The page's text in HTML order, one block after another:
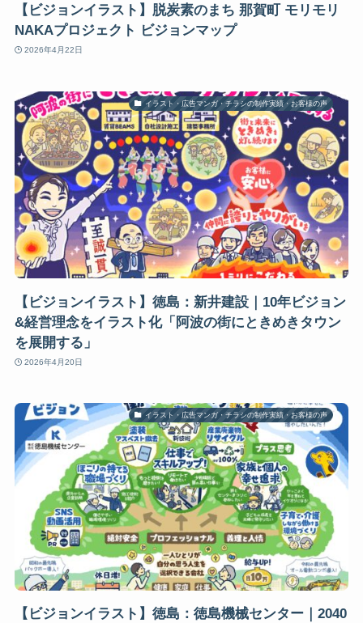
【ビジョンイラスト】脱炭素のまち 那賀町 モリモリ
NAKAプロジェクト ビジョンマップ
2026年4月22日
イラスト・広告マンガ・チラシの制作実績・お客様の声
【ビジョンイラスト】徳島：新井建設｜10年ビジョン
&経営理念をイラスト化「阿波の街にときめきタウン
を展開する」
2026年4月20日
イラスト・広告マンガ・チラシの制作実績・お客様の声
【ビジョンイラスト】徳島：徳島機械センター｜2040